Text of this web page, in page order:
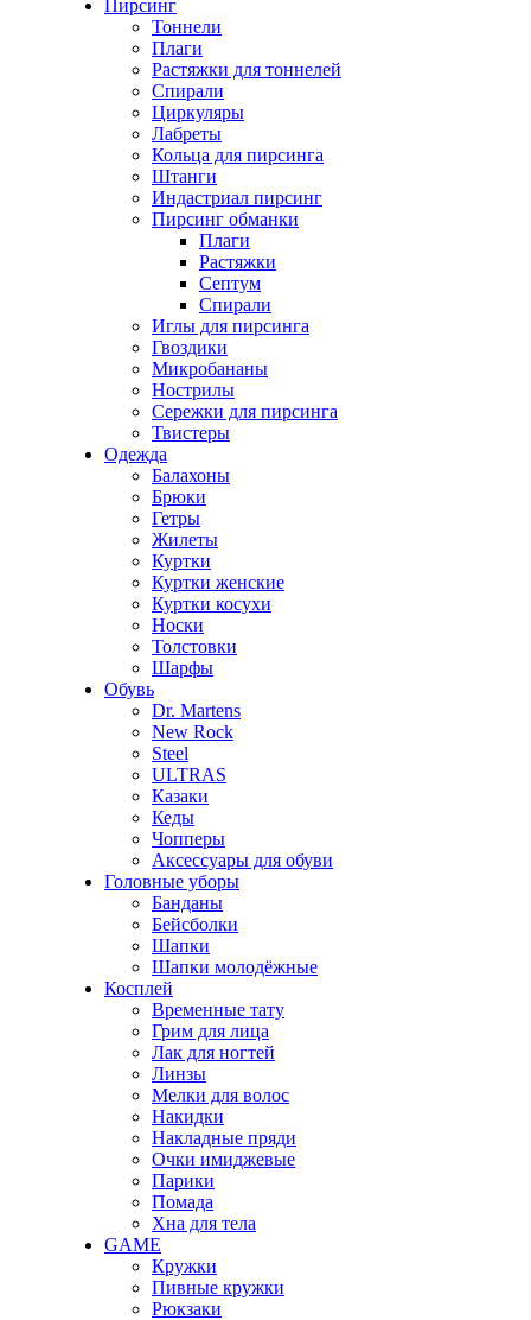
Пирсинг
Тоннели
Плаги
Растяжки для тоннелей
Спирали
Циркуляры
Лабреты
Кольца для пирсинга
Штанги
Индастриал пирсинг
Пирсинг обманки
Плаги
Растяжки
Септум
Спирали
Иглы для пирсинга
Гвоздики
Микробананы
Нострилы
Сережки для пирсинга
Твистеры
Одежда
Балахоны
Брюки
Гетры
Жилеты
Куртки
Куртки женские
Куртки косухи
Носки
Толстовки
Шарфы
Обувь
Dr. Martens
New Rock
Steel
ULTRAS
Казаки
Кеды
Чопперы
Аксессуары для обуви
Головные уборы
Банданы
Бейсболки
Шапки
Шапки молодёжные
Косплей
Временные тату
Грим для лица
Лак для ногтей
Линзы
Мелки для волос
Накидки
Накладные пряди
Очки имиджевые
Парики
Помада
Хна для тела
GAME
Кружки
Пивные кружки
Рюкзаки